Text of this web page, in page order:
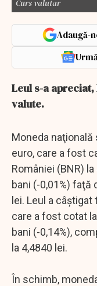
Curs valutar
Adaugă-
Leul s-a
valute.
Moneda naţională
euro, care a fost
României (BNR)
bani (-0,01%) faţă
lei. Leul a
care a fost cotat
bani (-0,14%),
la 4,4840 lei.
În schimb,